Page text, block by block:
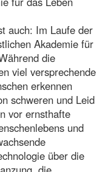
auch: Im Laufe der
Akademie für
die
viel versprechende
erkennen
schweren und Leid
vor ernsthafte
und
über die